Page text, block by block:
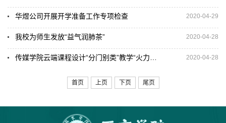
华煜公司开展开学准备工作专项检查 2020-04-29
我校为师生发放“益气润肺茶” 2020-04-28
2020-04-28
首页 上页 下页 尾页